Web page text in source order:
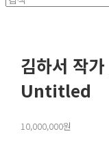
김하서 작
Untitled
10,000,000원